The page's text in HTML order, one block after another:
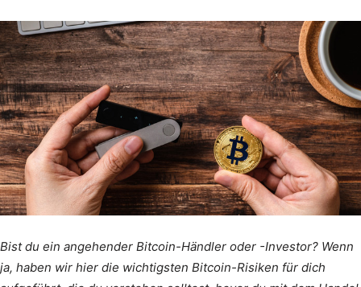
Bist du ein angehender Bitcoin-Händler oder -Investor? Wenn
ja, haben wir hier die wichtigsten Bitcoin-Risiken für dich